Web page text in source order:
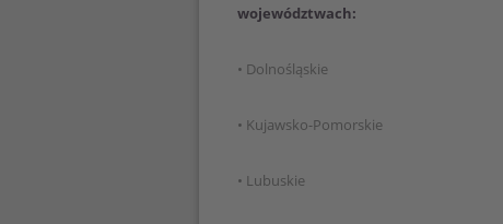
województwach:
• Dolnośląskie
• Kujawsko-Pomorskie
• Lubuskie